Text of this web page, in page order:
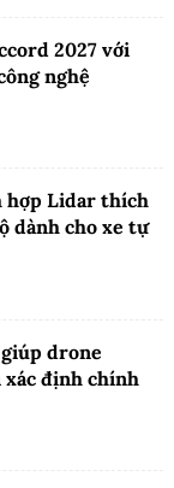
2027 với
nghệ
hợp Lidar thích
dành cho xe tự
drone
xác định chính